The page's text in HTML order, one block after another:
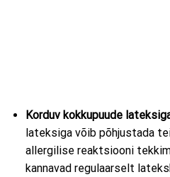
Korduv kokkupuude
lateksiga võib põhjustada
allergilise reaktsiooni
kannavad regulaarselt